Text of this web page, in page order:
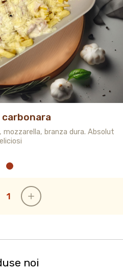
branza dura. Absolut
noi